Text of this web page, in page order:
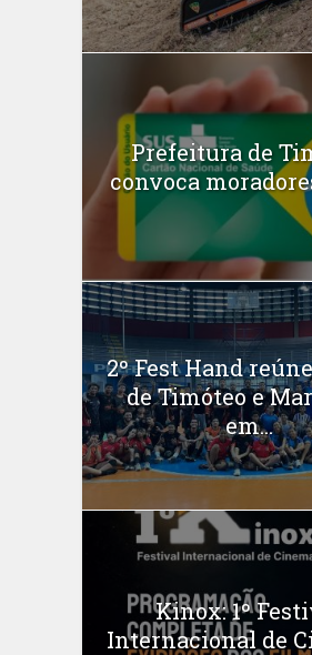
Prefeitura de
convoca
2º Fest Hand
de Timóteo e
em...
Kinox: 1º
Internacional de